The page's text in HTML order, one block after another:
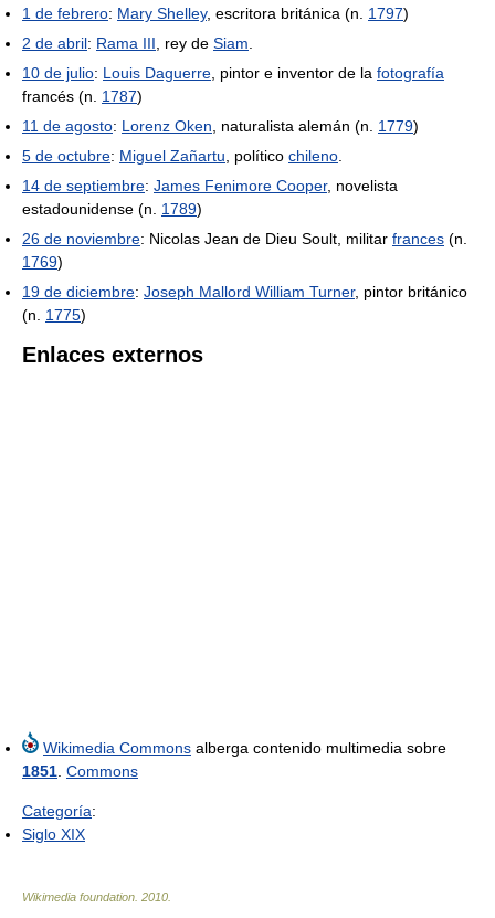
1 de febrero: Mary Shelley, escritora británica (n. 1797)
2 de abril: Rama III , rey de Siam
10 de julio: Louis Daguerre , pintor e inventor de la fotografía
francés (n. 1787)
11 de agosto: Lorenz Oken , naturalista alemán (n. 1779)
5 de octubre: Miguel Zañartu , político chileno
14 de septiembre: James Fenimore Cooper, novelista
estadounidense (n. 1789)
26 de noviembre: Nicolas Jean de Dieu Soult, militar frances (n.
1769)
19 de diciembre: Joseph Mallord William Turner, pintor británico
(n. 1775)
Enlaces externos
Wikimedia Commons alberga contenido multimedia sobre
1851 Commons
Categoría:
Siglo XIX
Wikimedia foundation 2010